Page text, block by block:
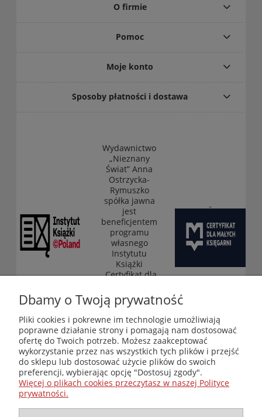
O firmie
Pomoc
Moje konto
Sposoby płatności i dostawa
Wydawnictwo
„Nieznany
Świat” Anna
Ostrzycka-
Rymuszko
spółka jawna
jest
beneficjentem
programu
własnego
Instytutu
Książki
„Certyfikat dla
księgarni”
(edycja 2025-
2026)
Księgarnia-Galeria "Nieznany Świat" - internetowy sklep
ezoteryczny online
Zapraszamy również do odwiedzenia naszej księgarni
stacjonarnej przy ul. Kredytowej 2 w Warszawie
© Copyright 2014-2026 Wydawnictwo "Nieznany Świat"
Dbamy o Twoją prywatność
Pliki cookies i pokrewne im technologie umożliwiają
poprawne działanie strony i pomagają nam dostosować
ofertę do Twoich potrzeb. Możesz zaakceptować
wykorzystanie przez nas wszystkich tych plików i przejść
do sklepu lub dostosować użycie plików do swoich
preferencji, wybierając opcję "Dostosuj zgody".
Więcej o plikach cookies przeczytasz w naszej Polityce
prywatności.